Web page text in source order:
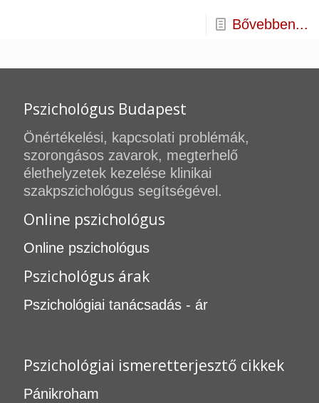
Bővebben...
Pszichológus Budapest
Önértékelési, kapcsolati problémák,
szorongásos zavarok, megterhelő
élethelyzetek kezelése klinikai
szakpszichológus segítségével.
Online pszichológus
Online pszichológus
Pszichológus árak
Pszichológiai tanácsadás - ár
Pszichológiai ismeretterjesztő cikkek
Pánikroham